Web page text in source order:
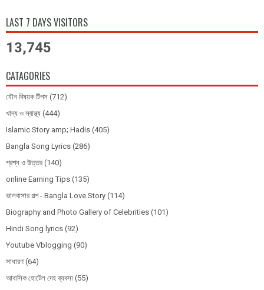
LAST 7 DAYS VISITORS
13,745
CATAGORIES
যৌন বিষয়ক টিপস (712)
খাদ্য ও স্বাস্থ্য (444)
Islamic Story amp; Hadis (405)
Bangla Song Lyrics (286)
প্রশ্ন ও উত্তর (140)
online Earning Tips (135)
ভালবাসার গল্প - Bangla Love Story (114)
Biography and Photo Gallery of Celebrities (101)
Hindi Song lyrics (92)
Youtube Vblogging (90)
সাধারণ (64)
আবাসিক হোটেল দেহ ব্যবসা (55)